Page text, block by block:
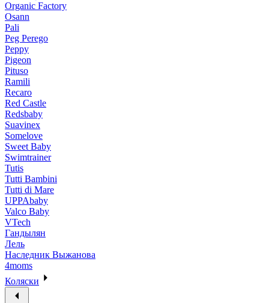
Organic Factory
Osann
Pali
Peg Perego
Peppy
Pigeon
Pituso
Ramili
Recaro
Red Castle
Redsbaby
Suavinex
Somelove
Sweet Baby
Swimtrainer
Tutis
Tutti Bambini
Tutti di Mare
UPPAbaby
Valco Baby
VTech
Гандылян
Лель
Наследник Выжанова
4moms
Коляски